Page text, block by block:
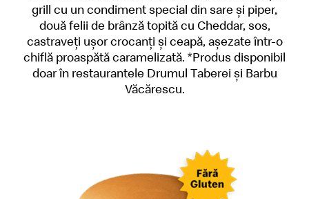
Cartofi
Băuturi
Vezi toate
produsele >
Happy Meal®
Meniuri
Sosuri
McDelivery >
Inițiative sustenabile
Casa Ronald McDonald® România
Grant my passion
Vino în echipa noastră
McCafé®
#cevabundestiut
grill cu un condiment special din sare și piper,
două felii de brânză topită cu Cheddar, sos,
castraveţi ușor crocanţi și ceapă, așezate într-o
chiflă proaspătă caramelizată. *Produs disponibil
doar în restaurantele Drumul Taberei și Barbu
Văcărescu.